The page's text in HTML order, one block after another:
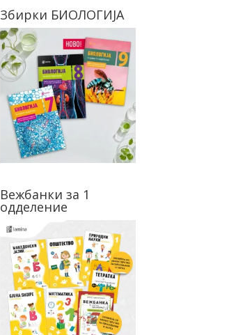
Збирки БИОЛОГИЈА
Вежбанки за 1
одделение